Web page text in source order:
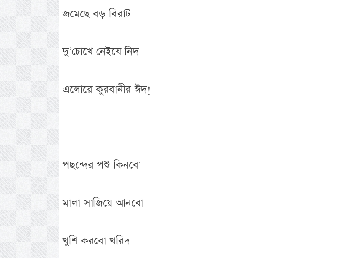
জমেছে বড় বিরাট
দু’চোখে নেইযে নিদ
এলোরে কুরবানীর ঈদ!
পছন্দের পশু কিনবো
মালা সাজিয়ে আনবো
খুশি করবো খরিদ